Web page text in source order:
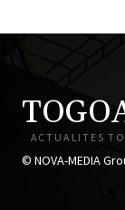
ACTUALITES
© NOVA-MEDIA